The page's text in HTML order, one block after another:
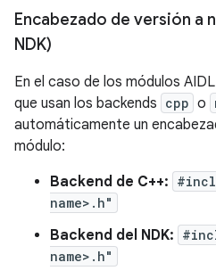
Encabezado de versión a
NDK)
En el caso de los módulos
que usan los backends cpp o
automáticamente un
módulo:
Backend de C++:
name>.h"
Backend del NDK:
name>.h"